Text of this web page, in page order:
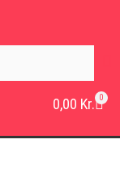
0,00 Kr. 0